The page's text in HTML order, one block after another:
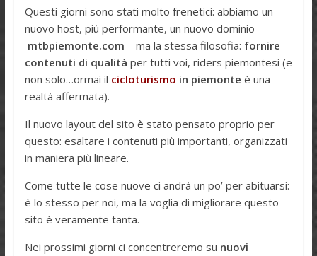
t
e
r
e
s
t
s
A
p
p
e
r
a
m
i
n
t
Questi giorni sono stati molto frenetici: abbiamo un
nuovo host, più performante, un nuovo dominio –
mtbpiemonte.com – ma la stessa filosofia: fornire
contenuti di qualità per tutti voi, riders piemontesi (e
non solo…ormai il cicloturismo in piemonte è una
realtà affermata).
Il nuovo layout del sito è stato pensato proprio per
questo: esaltare i contenuti più importanti, organizzati
in maniera più lineare.
Come tutte le cose nuove ci andrà un po’ per abituarsi:
è lo stesso per noi, ma la voglia di migliorare questo
sito è veramente tanta.
Nei prossimi giorni ci concentreremo su nuovi